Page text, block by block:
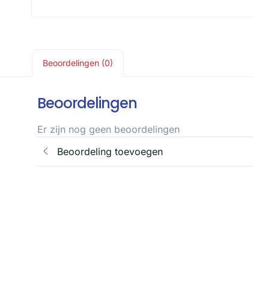
Beoordelingen (0)
Beoordelingen
Er zijn nog geen beoordelingen
Beoordeling toevoegen